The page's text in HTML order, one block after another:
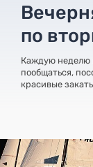
по
Каждую неделю
пообщаться,
красивые